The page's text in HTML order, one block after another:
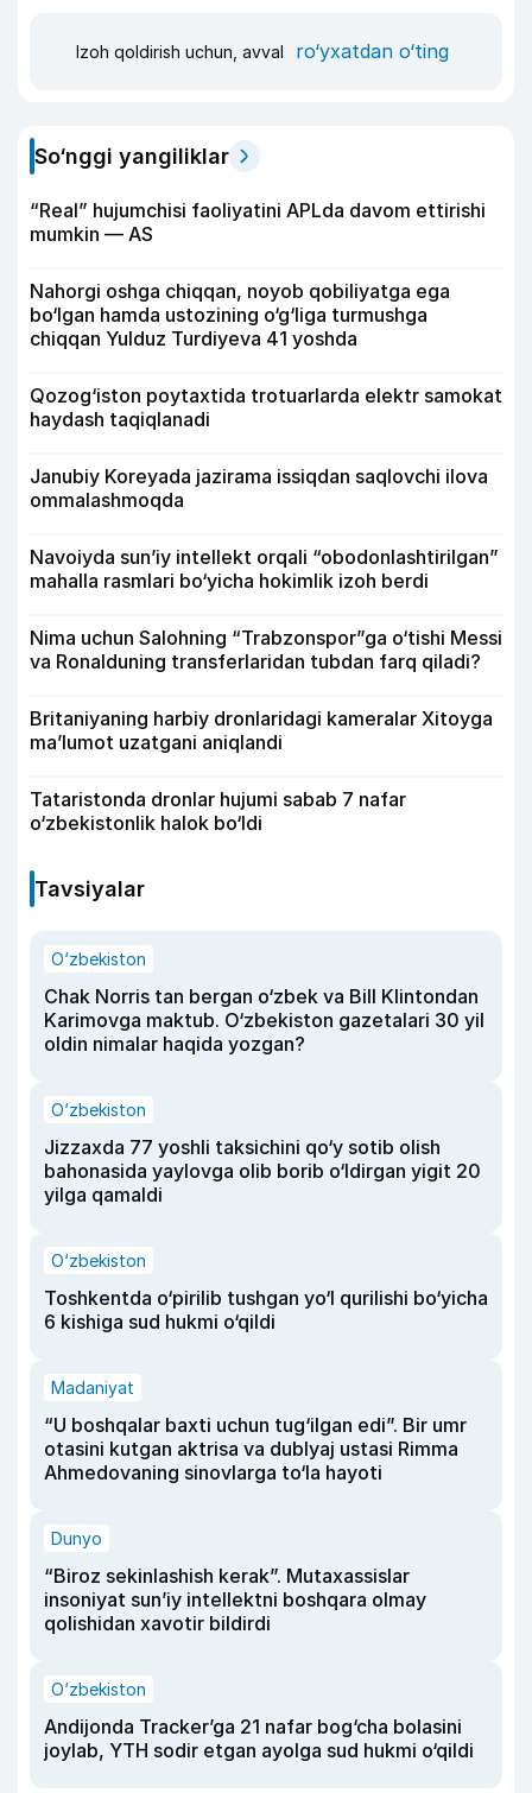
Izoh qoldirish uchun, avval ro‘yxatdan o‘ting
So‘nggi yangiliklar
“Real” hujumchisi faoliyatini APLda davom ettirishi
mumkin — AS
Nahorgi oshga chiqqan, noyob qobiliyatga ega
bo‘lgan hamda ustozining o‘g‘liga turmushga
chiqqan Yulduz Turdiyeva 41 yoshda
Qozog‘iston poytaxtida trotuarlarda elektr samokat
haydash taqiqlanadi
Janubiy Koreyada jazirama issiqdan saqlovchi ilova
ommalashmoqda
Navoiyda sun’iy intellekt orqali “obodonlashtirilgan”
mahalla rasmlari bo‘yicha hokimlik izoh berdi
Nima uchun Salohning “Trabzonspor”ga o‘tishi Messi
va Ronalduning transferlaridan tubdan farq qiladi?
Britaniyaning harbiy dronlaridagi kameralar Xitoyga
ma’lumot uzatgani aniqlandi
Tataristonda dronlar hujumi sabab 7 nafar
o‘zbekistonlik halok bo‘ldi
Tavsiyalar
O‘zbekiston
Chak Norris tan bergan o‘zbek va Bill Klintondan
Karimovga maktub. O‘zbekiston gazetalari 30 yil
oldin nimalar haqida yozgan?
O‘zbekiston
Jizzaxda 77 yoshli taksichini qo‘y sotib olish
bahonasida yaylovga olib borib o‘ldirgan yigit 20
yilga qamaldi
O‘zbekiston
Toshkentda o‘pirilib tushgan yo‘l qurilishi bo‘yicha
6 kishiga sud hukmi o‘qildi
Madaniyat
“U boshqalar baxti uchun tug‘ilgan edi”. Bir umr
otasini kutgan aktrisa va dublyaj ustasi Rimma
Ahmedovaning sinovlarga to‘la hayoti
Dunyo
“Biroz sekinlashish kerak”. Mutaxassislar
insoniyat sun’iy intellektni boshqara olmay
qolishidan xavotir bildirdi
O‘zbekiston
Andijonda Tracker’ga 21 nafar bog‘cha bolasini
joylab, YTH sodir etgan ayolga sud hukmi o‘qildi